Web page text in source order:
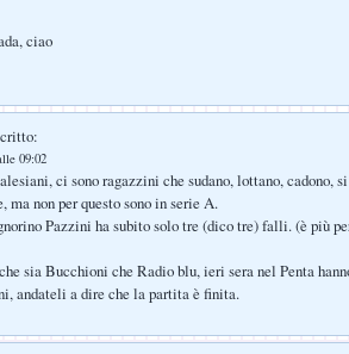
ciao
09:02
ci sono ragazzini che sudano, lottano, cadono,
ma non per questo sono in serie A.
Pazzini ha subito solo tre (dico tre) falli. (è più
sia Bucchioni che Radio blu, ieri sera nel Penta
andateli a dire che la partita è finita.